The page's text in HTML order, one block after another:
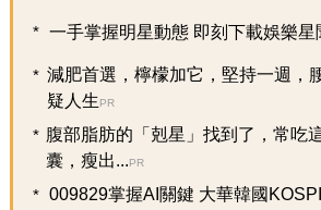
一手掌握明星動態 即刻下載娛樂星
減肥首選，檸檬加它，堅持一週，
疑人生PR
腹部脂肪的「剋星」找到了，常吃
囊，瘦出...PR
009829掌握AI關鍵 大華韓國